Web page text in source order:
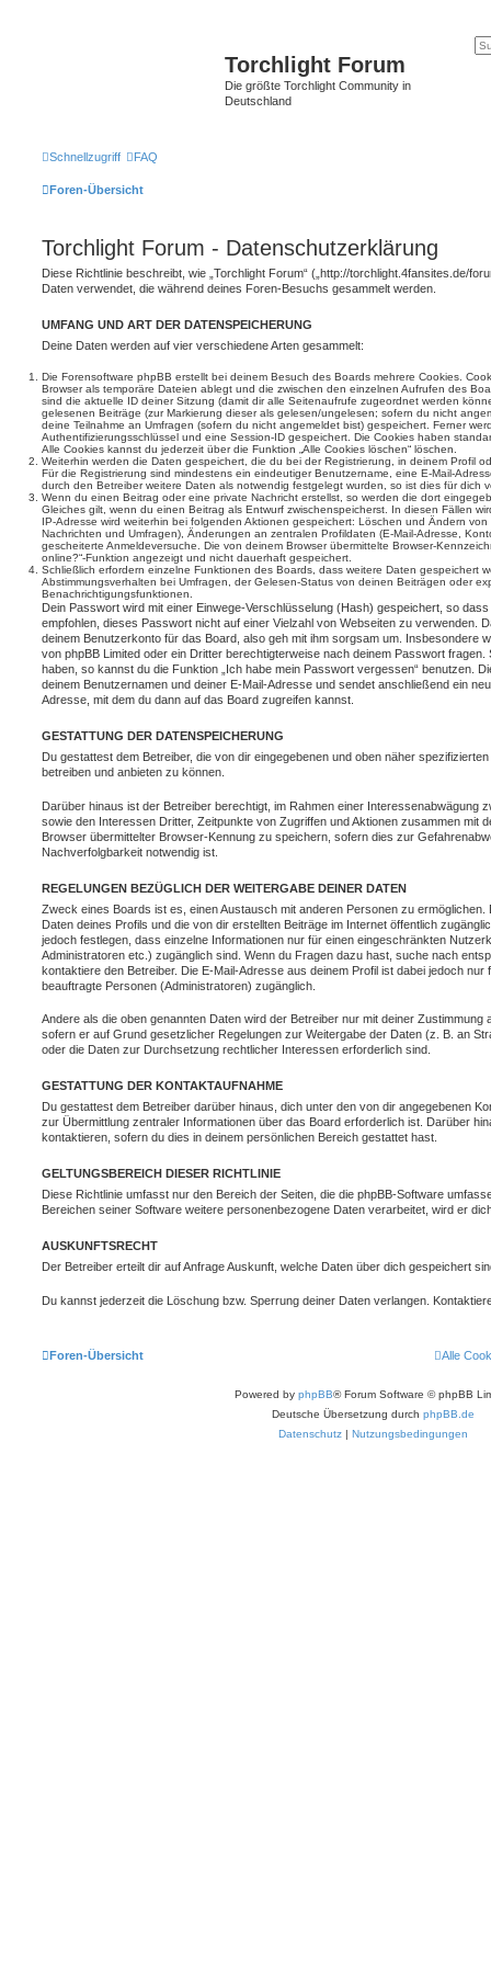
Torchlight Forum
Die größte Torchlight Community in
Deutschland
Schnellzugriff FAQ
Foren-Übersicht
Torchlight Forum - Datenschutzerklärung
Diese Richtlinie beschreibt, wie „Torchlight Forum“ („http://torchlight.4fansites.de/
Daten verwendet, die während deines Foren-Besuchs gesammelt werden.
UMFANG UND ART DER DATENSPEICHERUNG
Deine Daten werden auf vier verschiedene Arten gesammelt:
Die Forensoftware phpBB erstellt bei deinem Besuch des Boards mehrere Cookies.
Browser als temporäre Dateien ablegt und die zwischen den einzelnen Aufrufen des
sind die aktuelle ID deiner Sitzung (damit dir alle Seitenaufrufe zugeordnet werden
gelesenen Beiträge (zur Markierung dieser als gelesen/ungelesen; sofern du nicht
deine Teilnahme an Umfragen (sofern du nicht angemeldet bist) gespeichert. Ferner
Authentifizierungsschlüssel und eine Session-ID gespeichert. Die Cookies haben
Alle Cookies kannst du jederzeit über die Funktion „Alle Cookies löschen“ löschen.
Weiterhin werden die Daten gespeichert, die du bei der Registrierung, in deinem Profil
Für die Registrierung sind mindestens ein eindeutiger Benutzername, eine E-Mail-
durch den Betreiber weitere Daten als notwendig festgelegt wurden, so ist dies für dich
Wenn du einen Beitrag oder eine private Nachricht erstellst, so werden die dort
Gleiches gilt, wenn du einen Beitrag als Entwurf zwischenspeicherst. In diesen Fällen
IP-Adresse wird weiterhin bei folgenden Aktionen gespeichert: Löschen und Ändern
Nachrichten und Umfragen), Änderungen an zentralen Profildaten (E-Mail-Adresse,
gescheiterte Anmeldeversuche. Die von deinem Browser übermittelte Browser-
online?“-Funktion angezeigt und nicht dauerhaft gespeichert.
Schließlich erfordern einzelne Funktionen des Boards, dass weitere Daten gespeichert
Abstimmungsverhalten bei Umfragen, der Gelesen-Status von deinen Beiträgen oder
Benachrichtigungsfunktionen.
Dein Passwort wird mit einer Einwege-Verschlüsselung (Hash) gespeichert, so
empfohlen, dieses Passwort nicht auf einer Vielzahl von Webseiten zu verwenden.
deinem Benutzerkonto für das Board, also geh mit ihm sorgsam um. Insbesondere
von phpBB Limited oder ein Dritter berechtigterweise nach deinem Passwort
haben, so kannst du die Funktion „Ich habe mein Passwort vergessen“ benutzen.
deinem Benutzernamen und deiner E-Mail-Adresse und sendet anschließend ein
Adresse, mit dem du dann auf das Board zugreifen kannst.
GESTATTUNG DER DATENSPEICHERUNG
Du gestattest dem Betreiber, die von dir eingegebenen und oben näher
betreiben und anbieten zu können.
Darüber hinaus ist der Betreiber berechtigt, im Rahmen einer Interessenabwägung
sowie den Interessen Dritter, Zeitpunkte von Zugriffen und Aktionen zusammen mit
Browser übermittelter Browser-Kennung zu speichern, sofern dies zur
Nachverfolgbarkeit notwendig ist.
REGELUNGEN BEZÜGLICH DER WEITERGABE DEINER DATEN
Zweck eines Boards ist es, einen Austausch mit anderen Personen zu
Daten deines Profils und die von dir erstellten Beiträge im Internet öffentlich
jedoch festlegen, dass einzelne Informationen nur für einen eingeschränkten
Administratoren etc.) zugänglich sind. Wenn du Fragen dazu hast, suche nach
kontaktiere den Betreiber. Die E-Mail-Adresse aus deinem Profil ist dabei jedoch nur
beauftragte Personen (Administratoren) zugänglich.
Andere als die oben genannten Daten wird der Betreiber nur mit deiner Zustimmung
sofern er auf Grund gesetzlicher Regelungen zur Weitergabe der Daten (z. B. an
oder die Daten zur Durchsetzung rechtlicher Interessen erforderlich sind.
GESTATTUNG DER KONTAKTAUFNAHME
Du gestattest dem Betreiber darüber hinaus, dich unter den von dir angegebenen
zur Übermittlung zentraler Informationen über das Board erforderlich ist. Darüber
kontaktieren, sofern du dies in deinem persönlichen Bereich gestattet hast.
GELTUNGSBEREICH DIESER RICHTLINIE
Diese Richtlinie umfasst nur den Bereich der Seiten, die die phpBB-Software
Bereichen seiner Software weitere personenbezogene Daten verarbeitet, wird er
AUSKUNFTSRECHT
Der Betreiber erteilt dir auf Anfrage Auskunft, welche Daten über dich gespeichert
Du kannst jederzeit die Löschung bzw. Sperrung deiner Daten verlangen.
Foren-Übersicht Alle
Powered by phpBB® Forum Software © phpBB
Deutsche Übersetzung durch phpBB.de
Datenschutz | Nutzungsbedingungen